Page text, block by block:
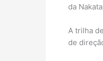
da
A trilha
de